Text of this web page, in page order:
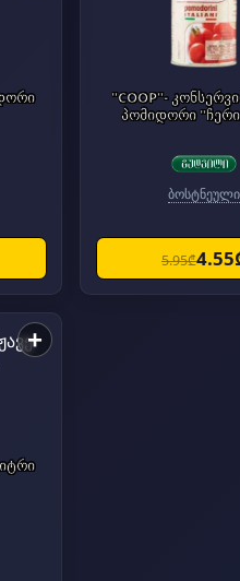
"COOP"-
პომიდორი
ბოსტნეული
5.95₾
+